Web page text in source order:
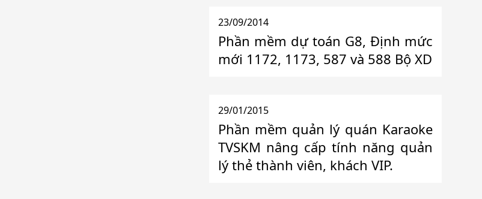
23/09/2014
Phần mềm dự toán G8, Định mức
mới 1172, 1173, 587 và 588 Bộ XD
29/01/2015
Phần mềm quản lý quán Karaoke
TVSKM nâng cấp tính năng quản
lý thẻ thành viên, khách VIP.